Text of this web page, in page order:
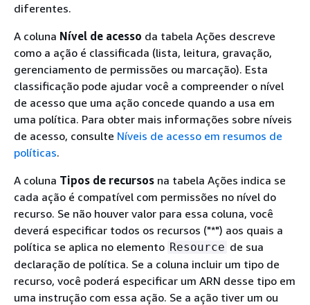
diferentes.
A coluna Nível de acesso da tabela Ações descreve
como a ação é classificada (lista, leitura, gravação,
gerenciamento de permissões ou marcação). Esta
classificação pode ajudar você a compreender o nível
de acesso que uma ação concede quando a usa em
uma política. Para obter mais informações sobre níveis
de acesso, consulte Níveis de acesso em resumos de
políticas.
A coluna Tipos de recursos na tabela Ações indica se
cada ação é compatível com permissões no nível do
recurso. Se não houver valor para essa coluna, você
deverá especificar todos os recursos ("*") aos quais a
política se aplica no elemento Resource de sua
declaração de política. Se a coluna incluir um tipo de
recurso, você poderá especificar um ARN desse tipo em
uma instrução com essa ação. Se a ação tiver um ou